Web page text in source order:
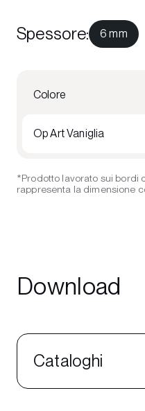
Spessore: 6 mm
Colore
Op Art Vaniglia
*Prodotto lavorato sui bordi
rappresenta la dimensione
Download
Cataloghi